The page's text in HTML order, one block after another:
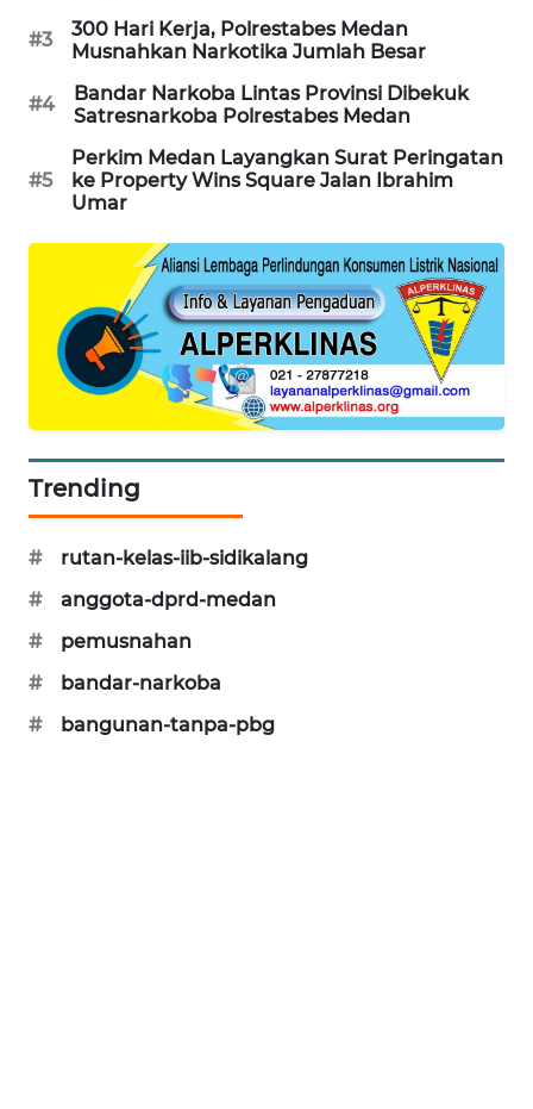
#3
300 Hari Kerja, Polrestabes Medan
Musnahkan Narkotika Jumlah Besar
#4
Bandar Narkoba Lintas Provinsi Dibekuk
Satresnarkoba Polrestabes Medan
#5
Perkim Medan Layangkan Surat Peringatan
ke Property Wins Square Jalan Ibrahim
Umar
Trending
#
rutan-kelas-iib-sidikalang
#
anggota-dprd-medan
#
pemusnahan
#
bandar-narkoba
#
bangunan-tanpa-pbg
NEWS
METRO
MEDAN
NEWS
METRO
JAKARTA
KRT
NEWS
JURNAL
HUMBANG
NEWS
GARONGGANG